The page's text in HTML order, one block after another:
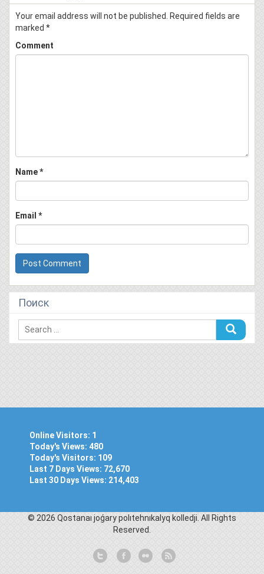
Your email address will not be published.
Required fields are
marked *
Comment
Name*
Email *
Поиск
Online Visitors: 1
Today's Views: 480
Today's Visitors: 109
Last 7 Days Views: 72,670
Last 30 Days Views: 214,403
© 2026 Qostanaı joǵary polıtehnıkalyq kolledjі. All Rights
Reserved.